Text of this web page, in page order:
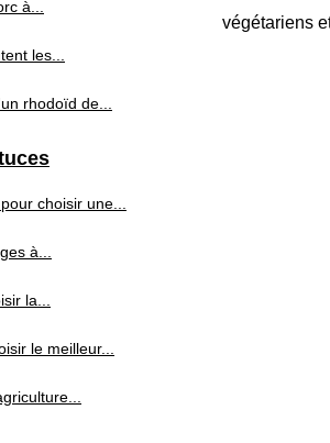
végétariens
à...
les...
rhodoïd de...
choisir une...
à...
la...
le meilleur...